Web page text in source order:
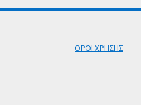
ΟΡΟΙ ΧΡΗΣΗΣ